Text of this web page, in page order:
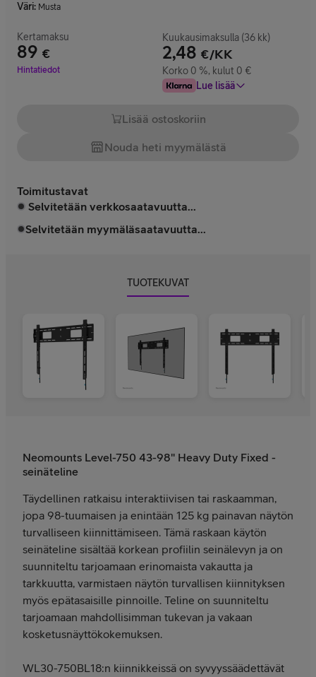
Väri: Musta
Kertamaksu
89 €
Hinta 89 €
Hintatiedot
Kuukausimaksulla (36 kk)
2,48 €/KK
Korko 0 %, kulut 0 €
Lue lisää
Lisää ostoskoriin
Nouda heti myymälästä
Toimitustavat
Selvitetään verkkosaatavuutta...
Selvitetään myymäläsaatavuutta...
TUOTEKUVAT
Neomounts Level-750 43-98" Heavy Duty Fixed -
seinäteline
Täydellinen ratkaisu interaktiivisen tai raskaamman,
jopa 98-tuumaisen ja enintään 125 kg painavan näytön
turvalliseen kiinnittämiseen. Tämä raskaan käytön
seinäteline sisältää korkean profiilin seinälevyn ja on
suunniteltu tarjoamaan erinomaista vakautta ja
tarkkuutta, varmistaen näytön turvallisen kiinnityksen
myös epätasaisille pinnoille. Teline on suunniteltu
tarjoamaan mahdollisimman tukevan ja vakaan
kosketusnäyttökokemuksen.
WL30-750BL18:n kiinnikkeissä on syvyyssäädettävät